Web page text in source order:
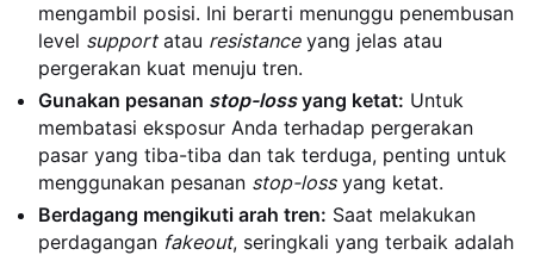
mengambil posisi. Ini berarti menunggu penembusan
level supportatau resistanceyang jelas atau
pergerakan kuat menuju tren.
Gunakan pesanan stop-lossyang ketat: Untuk
membatasi eksposur Anda terhadap pergerakan
pasar yang tiba-tiba dan tak terduga, penting untuk
menggunakan pesanan stop-lossyang ketat.
Berdagang mengikuti arah tren: Saat melakukan
perdagangan fakeout, seringkali yang terbaik adalah